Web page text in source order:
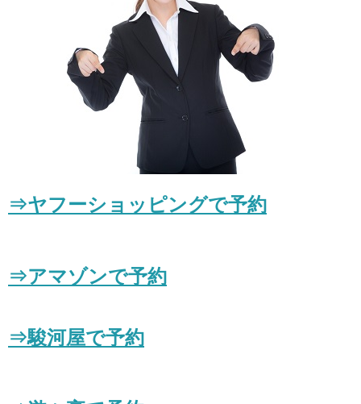
⇒ヤフーショッピングで予約
⇒アマゾンで予約
⇒駿河屋で予約